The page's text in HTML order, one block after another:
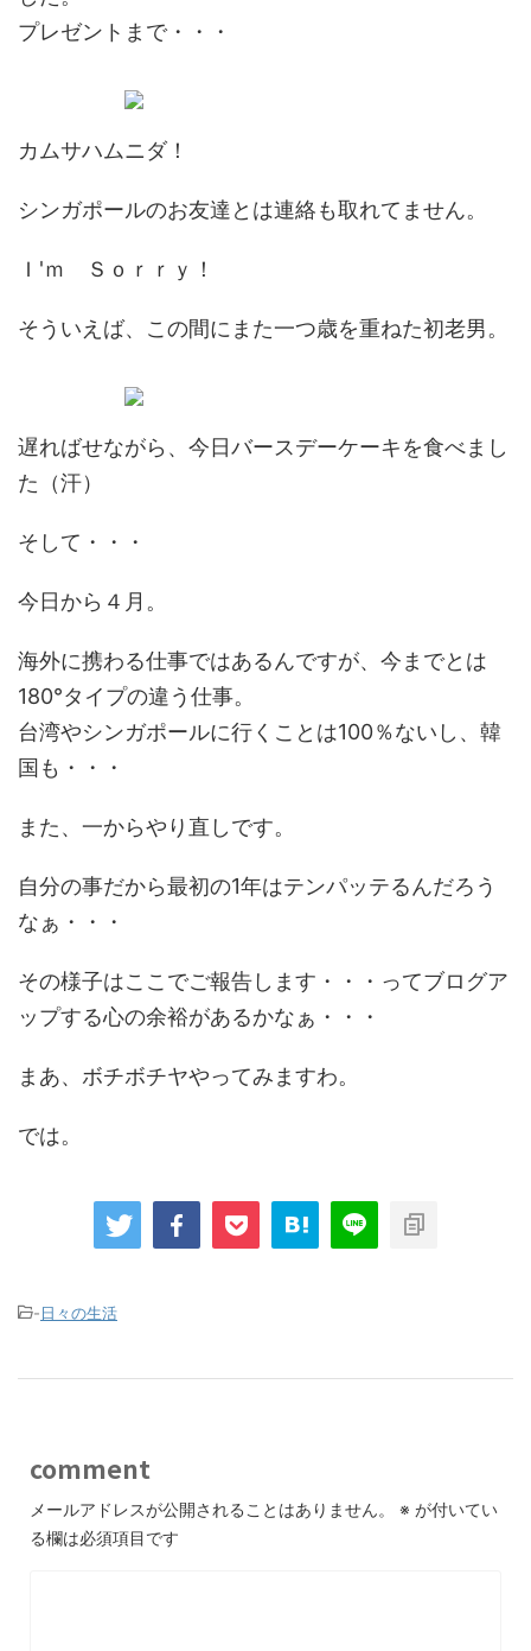
プレゼントまで・・・
カムサハムニダ！
シンガポールのお友達とは連絡も取れてません。
Ｉ'ｍ Ｓｏｒｒｙ！
そういえば、この間にまた一つ歳を重ねた初老男。
遅ればせながら、今日バースデーケーキを食べまし
た（汗）
そして・・・
今日から４月。
海外に携わる仕事ではあるんですが、今までとは
180°タイプの違う仕事。
台湾やシンガポールに行くことは100％ないし、韓
国も・・・
また、一からやり直しです。
自分の事だから最初の1年はテンパッテるんだろう
なぁ・・・
その様子はここでご報告します・・・ってブログア
ップする心の余裕があるかなぁ・・・
まあ、ボチボチヤやってみますわ。
では。
-日々の生活
comment
メールアドレスが公開されることはありません。 ※ が付いてい
る欄は必須項目です